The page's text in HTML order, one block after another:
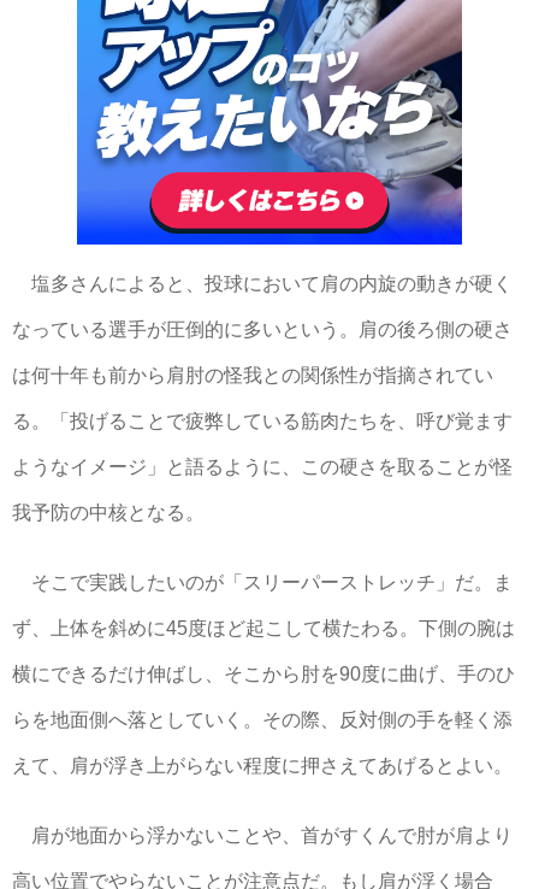
塩多さんによると、投球において肩の内旋の動きが硬く
なっている選手が圧倒的に多いという。肩の後ろ側の硬さ
は何十年も前から肩肘の怪我との関係性が指摘されてい
る。「投げることで疲弊している筋肉たちを、呼び覚ます
ようなイメージ」と語るように、この硬さを取ることが怪
我予防の中核となる。
そこで実践したいのが「スリーパーストレッチ」だ。ま
ず、上体を斜めに45度ほど起こして横たわる。下側の腕は
横にできるだけ伸ばし、そこから肘を90度に曲げ、手のひ
らを地面側へ落としていく。その際、反対側の手を軽く添
えて、肩が浮き上がらない程度に押さえてあげるとよい。
肩が地面から浮かないことや、首がすくんで肘が肩より
高い位置でやらないことが注意点だ。もし肩が浮く場合